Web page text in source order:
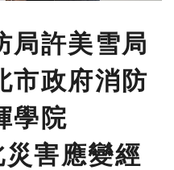
局許美雪局
市政府消防
學院
災害應變經